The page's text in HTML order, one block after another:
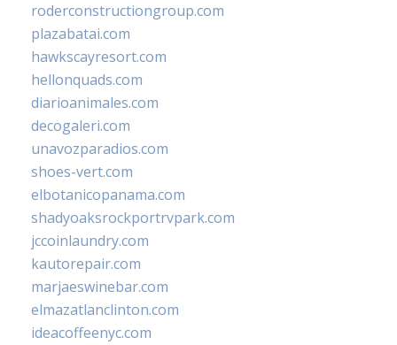
roderconstructiongroup.com
plazabatai.com
hawkscayresort.com
hellonquads.com
diarioanimales.com
decogaleri.com
unavozparadios.com
shoes-vert.com
elbotanicopanama.com
shadyoaksrockportrvpark.com
jccoinlaundry.com
kautorepair.com
marjaeswinebar.com
elmazatlanclinton.com
ideacoffeenyc.com